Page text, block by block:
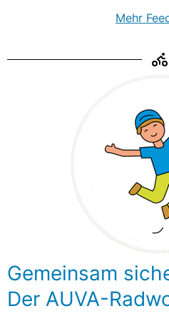
Mehr
Gemeinsam
Der AUVA-